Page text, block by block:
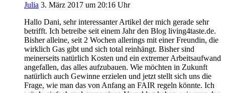
Julia 3. März 2017 um 20:16 Uhr
Hallo Dani, sehr interessanter Artikel der mich gerade sehr
betrifft. Ich betreibe seit einem Jahr den Blog living4taste.de.
Bisher alleine, seit 2 Wochen allerings mit einer Freundin, die
wirklich Gas gibt und sich total reinhängt. Bisher sind
meinerseits natürlich Kosten und ein extremer Arbeitsaufwand
angefallen, das alles aufzubauen. Wie möchten in Zukunft
natürlich auch Gewinne erzielen und jetzt stellt sich uns die
Frage, wie man das von Anfang an FAIR regeln könnte. Ich